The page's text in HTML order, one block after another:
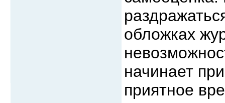
обложках
начинает
приятное